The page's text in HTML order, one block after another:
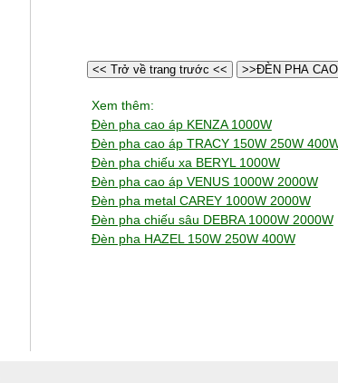
<< Trở về trang trước << >>ĐÈN PHA
Xem thêm:
Đèn pha cao áp KENZA 1000W
Đèn pha cao áp TRACY 150W 250W
Đèn pha chiếu xa BERYL 1000W
Đèn pha cao áp VENUS 1000W 2000W
Đèn pha metal CAREY 1000W 2000W
Đèn pha chiếu sâu DEBRA 1000W 2000W
Đèn pha HAZEL 150W 250W 400W